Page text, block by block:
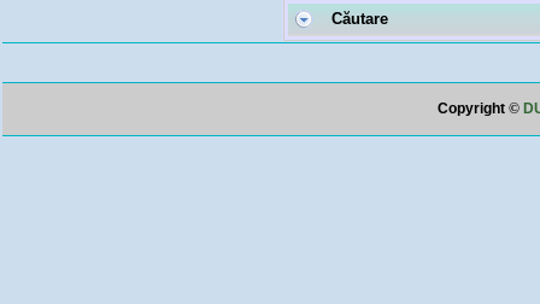
Căutare
Copyright ©